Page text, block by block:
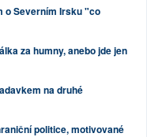
o Severním Irsku "co
za humny, anebo jde jen
na druhé
politice, motivované